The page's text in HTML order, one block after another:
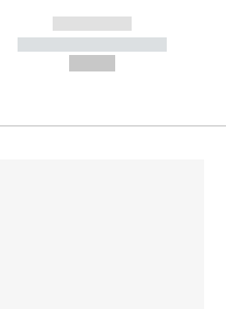
------------
----------- -----------